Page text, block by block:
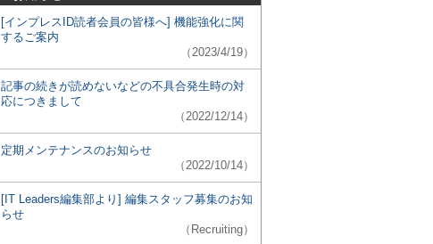
[インプレスID読者会員の皆様へ] 機能強化に関
するご案内
（2023/4/19）
記事の続きが読めないなどの不具合発生時の対
応につきまして
（2022/12/14）
定期メンテナンスのお知らせ
（2022/10/14）
[IT Leaders編集部より] 編集スタッフ募集のお知
らせ
（Recruiting）